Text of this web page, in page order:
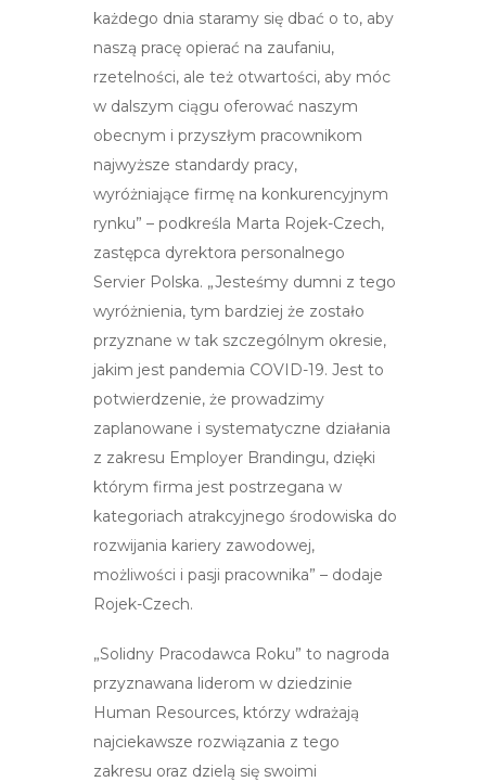
każdego dnia staramy się dbać o to, aby
naszą pracę opierać na zaufaniu,
rzetelności, ale też otwartości, aby móc
w dalszym ciągu oferować naszym
obecnym i przyszłym pracownikom
najwyższe standardy pracy,
wyróżniające firmę na konkurencyjnym
rynku” – podkreśla Marta Rojek-Czech,
zastępca dyrektora personalnego
Servier Polska. „Jesteśmy dumni z tego
wyróżnienia, tym bardziej że zostało
przyznane w tak szczególnym okresie,
jakim jest pandemia COVID-19. Jest to
potwierdzenie, że prowadzimy
zaplanowane i systematyczne działania
z zakresu Employer Brandingu, dzięki
którym firma jest postrzegana w
kategoriach atrakcyjnego środowiska do
rozwijania kariery zawodowej,
możliwości i pasji pracownika” – dodaje
Rojek-Czech.
„Solidny Pracodawca Roku” to nagroda
przyznawana liderom w dziedzinie
Human Resources, którzy wdrażają
najciekawsze rozwiązania z tego
zakresu oraz dzielą się swoimi